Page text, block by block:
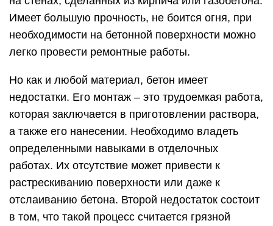
Имеет большую прочность, не боится огня, при
необходимости на бетонной поверхности можно
легко провести ремонтные работы.
Но как и любой материал, бетон имеет
недостатки. Его монтаж – это трудоемкая работа,
которая заключается в приготовлении раствора,
а также его нанесении. Необходимо владеть
определенными навыками в отделочных
работах. Их отсутствие может привести к
растрескиванию поверхности или даже к
отслаиванию бетона. Второй недостаток состоит
в том, что такой процесс считается грязной